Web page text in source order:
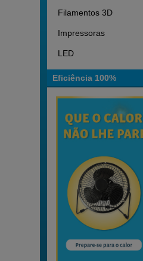
Filamentos 3D
Impressoras
LED
Eficiência 100%